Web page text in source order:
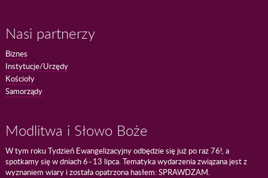
Nasi partnerzy
Biznes
Instytucje/Urzędy
Kościoły
Samorządy
Modlitwa i Słowo Boże
W tym roku Tydzień Ewangelizacyjny odbędzie się już po raz 76!, a
spotkamy się w dniach 6–13 lipca. Tematyka wydarzenia związana jest z
wyznaniem wiary i została opatrzona hasłem: SPRAWDZAM.